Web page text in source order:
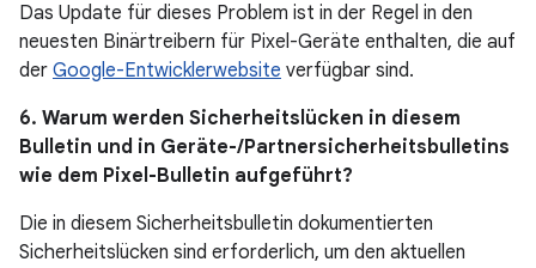
Das Update für dieses Problem ist in der Regel in den
neuesten Binärtreibern für Pixel-Geräte enthalten, die auf
der Google-Entwicklerwebsite verfügbar sind.
6. Warum werden Sicherheitslücken in diesem
Bulletin und in Geräte-/Partnersicherheitsbulletins
wie dem Pixel-Bulletin aufgeführt?
Die in diesem Sicherheitsbulletin dokumentierten
Sicherheitslücken sind erforderlich, um den aktuellen